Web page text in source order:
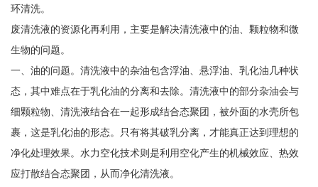
环清洗。
废清洗液的资源化再利用，主要是解决清洗液中的油、颗粒物和微
生物的问题。
一、油的问题。清洗液中的杂油包含浮油、悬浮油、乳化油几种状
态，其中难点在于乳化油的分离和去除。清洗液中的部分杂油会与
细颗粒物、清洗液结合在一起形成结合态聚团，被外面的水壳所包
裹，这是乳化油的形态。只有将其破乳分离，才能真正达到理想的
净化处理效果。水力空化技术则是利用空化产生的机械效应、热效
应打散结合态聚团，从而净化清洗液。